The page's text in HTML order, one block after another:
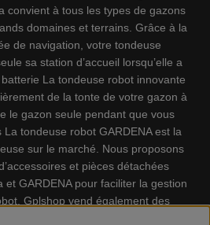
convient à tous les types de gazons
domaines et terrains. Grâce à la
de navigation, votre tondeuse
sa station d’accueil lorsqu’elle a
La tondeuse robot innovante
de la tonte de votre gazon à
le gazon seule pendant que vous
tondeuse robot GARDENA est la
sur le marché. Nous proposons
et pièces détachées
GARDENA pour faciliter la gestion
Gplshop vend également des